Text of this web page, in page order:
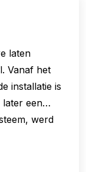
laten
Vanaf het
installatie is
later een
werd